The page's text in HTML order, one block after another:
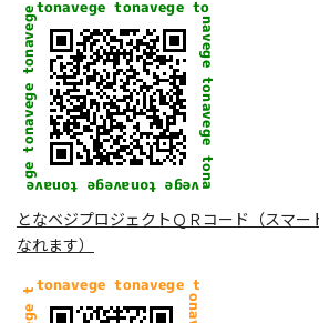
となベジプロジェクトＱＲコード（スマー
なれます）